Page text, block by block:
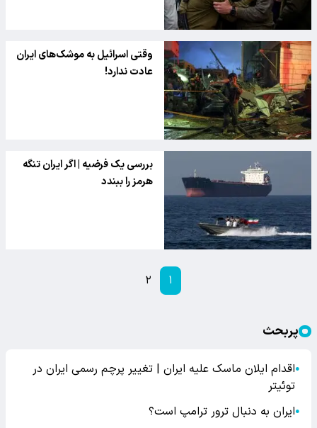
وقتی اسرائیل به موشک‌های ایران
عادت ندارد!
بررسی یک فرضیه | اگر ایران تنگه
هرمز را ببندد
۱ ۲
پربحث
●اقدام ایلان ماسک علیه ایران | تغییر پرچم رسمی ایران در
توئیتر
●ایران به دنبال ترور ترامپ است؟